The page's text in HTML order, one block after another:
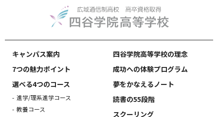
キャンパス案内
7つの魅力ポイント
選べる4つのコース
進学/理系進学コース
教養コース
四谷学院高等学校の理念
成功への体験プログラム
夢をかなえるノート
読書の55段階
スクーリング